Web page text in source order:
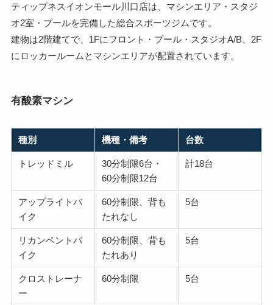
ティップネスイオンモール川口店は、マシンエリア・スタジ
オ2室・プールを完備した総合スポーツジムです。
建物は2階建てで、1Fにフロント・プール・スタジオA/B、2F
にロッカールームとマシンエリアが配置されています。
有酸素マシン
種別 機種・備考 台数
トレッドミル
30分制限6台・
60分制限12台
計18台
アップライトバ
イク
60分制限、背も
たれなし
5台
リカンベントバ
イク
60分制限、背も
たれあり
5台
クロストレーナ
ー
60分制限 5台